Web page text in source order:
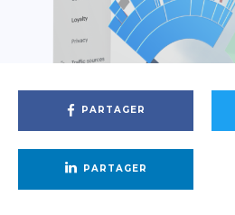
PARTAGER
PARTAGER